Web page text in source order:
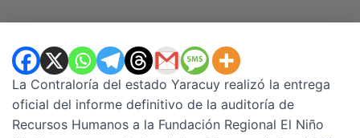
La Contraloría del estado Yaracuy realizó la entrega
oficial del informe definitivo de la auditoría de
Recursos Humanos a la Fundación Regional El Niño